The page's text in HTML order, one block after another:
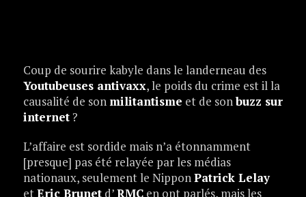
Coup de sourire kabyle dans le landerneau des
Youtubeuses antivaxx, le poids du crime est il la
causalité de son militantisme et de sonbuzz sur
internet?
L’affaire est sordide mais n’a étonnamment
[presque] pas été relayée par les médias
nationaux, seulement le NipponPatrick Lelay
etEric Brunetd’RMCen ont parlés, mais les